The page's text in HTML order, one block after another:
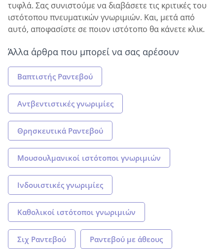
τυφλά. Σας συνιστούμε να διαβάσετε τις κριτικές του
ιστότοπου πνευματικών γνωριμιών. Και, μετά από
αυτό, αποφασίστε σε ποιον ιστότοπο θα κάνετε κλικ.
Άλλα άρθρα που μπορεί να σας αρέσουν
Βαπτιστής Ραντεβού
Αντβεντιστικές γνωριμίες
Θρησκευτικά Ραντεβού
Μουσουλμανικοί ιστότοποι γνωριμιών
Ινδουιστικές γνωριμίες
Καθολικοί ιστότοποι γνωριμιών
Σιχ Ραντεβού Ραντεβού με άθεους